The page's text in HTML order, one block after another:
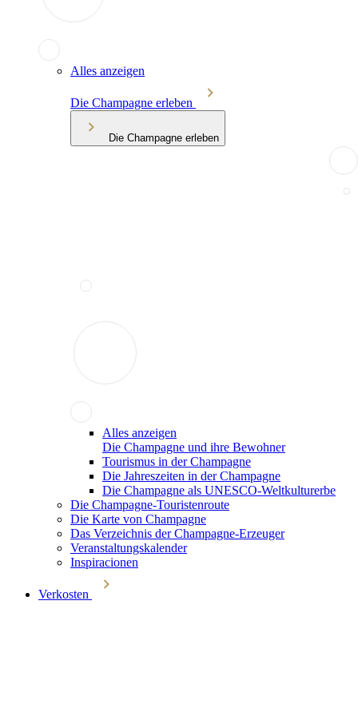
Alles anzeigen
Die Champagne erleben
Die Champagne erleben
Alles anzeigen
Die Champagne und ihre Bewohner
Tourismus in der Champagne
Die Jahreszeiten in der Champagne
Die Champagne als UNESCO-Weltkulturerbe
Die Champagne-Touristenroute
Die Karte von Champagne
Das Verzeichnis der Champagne-Erzeuger
Veranstaltungskalender
Inspiracionen
Verkosten